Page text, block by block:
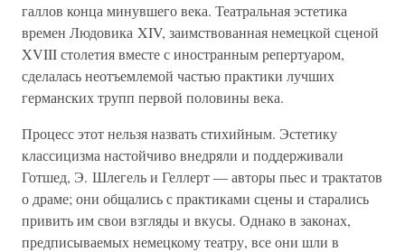
галлов конца минувшего века. Театральная эстетика
времен Людовика XIV, заимствованная немецкой сценой
XVIII столетия вместе с иностранным репертуаром,
сделалась неотъемлемой частью практики лучших
германских трупп первой половины века.
Процесс этот нельзя назвать стихийным. Эстетику
классицизма настойчиво внедряли и поддерживали
Готшед, Э. Шлегель и Геллерт — авторы пьес и трактатов
о драме; они общались с практиками сцены и старались
привить им свои взгляды и вкусы. Однако в законах,
предписываемых немецкому театру, все они шли в